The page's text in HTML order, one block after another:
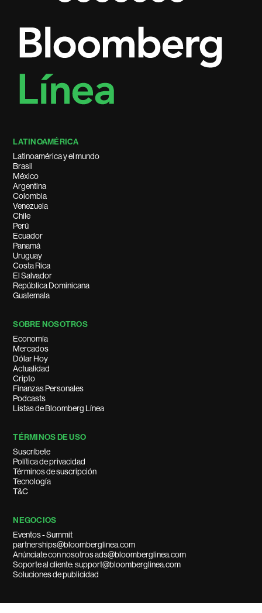
LATINOAMÉRICA
Latinoamérica y el mundo
Brasil
México
Argentina
Colombia
Venezuela
Chile
Perú
Ecuador
Panamá
Uruguay
Costa Rica
El Salvador
República Dominicana
Guatemala
SOBRE NOSOTROS
Economía
Mercados
Dólar Hoy
Actualidad
Cripto
Finanzas Personales
Podcasts
Listas de Bloomberg Línea
TÉRMINOS DE USO
Suscríbete
Política de privacidad
Términos de suscripción
Tecnología
T&C
NEGOCIOS
Eventos - Summit
partnerships@bloomberglinea.com
Anúnciate con nosotros ads@bloomberglinea.com
Soporte al cliente: support@bloomberglinea.com
Soluciones de publicidad